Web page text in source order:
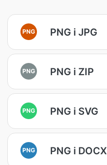
PNG PNG i JPG
PNG PNG i ZIP
PNG PNG i SVG
PNG PNG i DOCX